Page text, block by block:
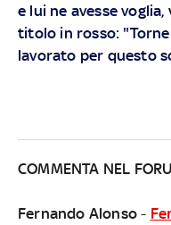
e lui ne avesse
titolo in rosso:
lavorato per questo
COMMENTA NEL
Fernando Alonso-